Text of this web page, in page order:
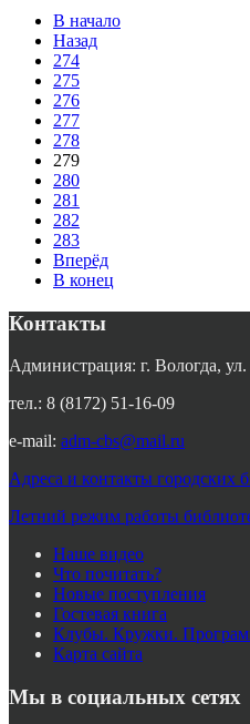
В начало
Назад
274
275
276
277
278
279
280
281
282
283
Вперёд
В конец
Контакты
Администрация: г. Вологда,
тел.: 8 (8172) 51-16-09
e-mail: adm-cbs@mail.ru
Адреса и контакты городских
Летний режим работы
Наше видео
Что почитать?
Новые поступления
Гостевая книга
Клубы. Кружки.
Карта сайта
Мы в социальных сетях